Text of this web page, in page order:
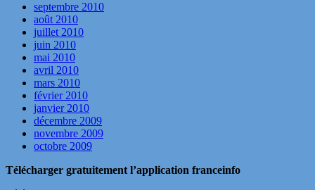
septembre 2010
août 2010
juillet 2010
juin 2010
mai 2010
avril 2010
mars 2010
février 2010
janvier 2010
décembre 2009
novembre 2009
octobre 2009
Télécharger gratuitement l’application franceinfo